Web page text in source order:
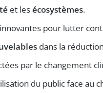
et lesécosystèmes.
pour lutter
dans la
par le changement
du public face au